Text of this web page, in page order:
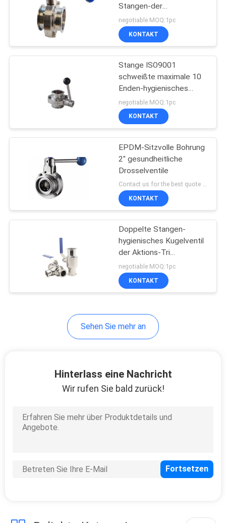
Stangen-der
Schweißungs-316L Tri
negotiable MOQ:1pc
KONTAKT
Stange ISO9001
schweißte maximale 10
Enden-hygienisches
Drosselventil
negotiable MOQ:1pc
KONTAKT
EPDM-Sitzvolle Bohrung
2" gesundheitliche
Drosselventile
Contact us for the best quote MOQ:Beispielauftrag annehmbar
KONTAKT
Doppelte Stangen-
hygienisches Kugelventil
der Aktions-Tri
Klammern-8
negotiable MOQ:1pc
KONTAKT
Sehen Sie mehr an
Hinterlass eine Nachricht
Wir rufen Sie bald zurück!